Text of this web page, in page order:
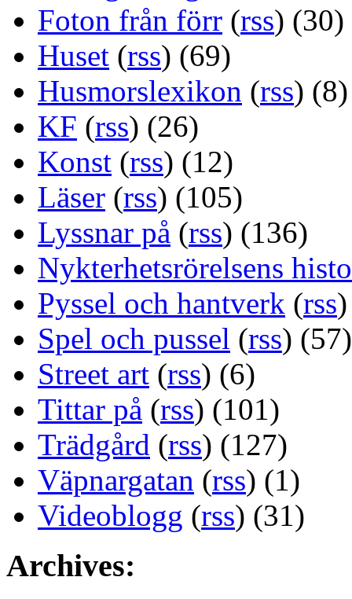
Foton från förr (rss) (30)
Huset (rss) (69)
Husmorslexikon (rss) (8)
KF (rss) (26)
Konst (rss) (12)
Läser (rss) (105)
Lyssnar på (rss) (136)
Nykterhetsrörelsens
Pyssel och hantverk (rss
Spel och pussel (rss) (57)
Street art (rss) (6)
Tittar på (rss) (101)
Trädgård (rss) (127)
Väpnargatan (rss) (1)
Videoblogg (rss) (31)
Archives: